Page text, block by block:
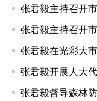
张君毅主持召开
张君毅主持召开
张君毅在光彩大
张君毅开展人大
张君毅督导森林